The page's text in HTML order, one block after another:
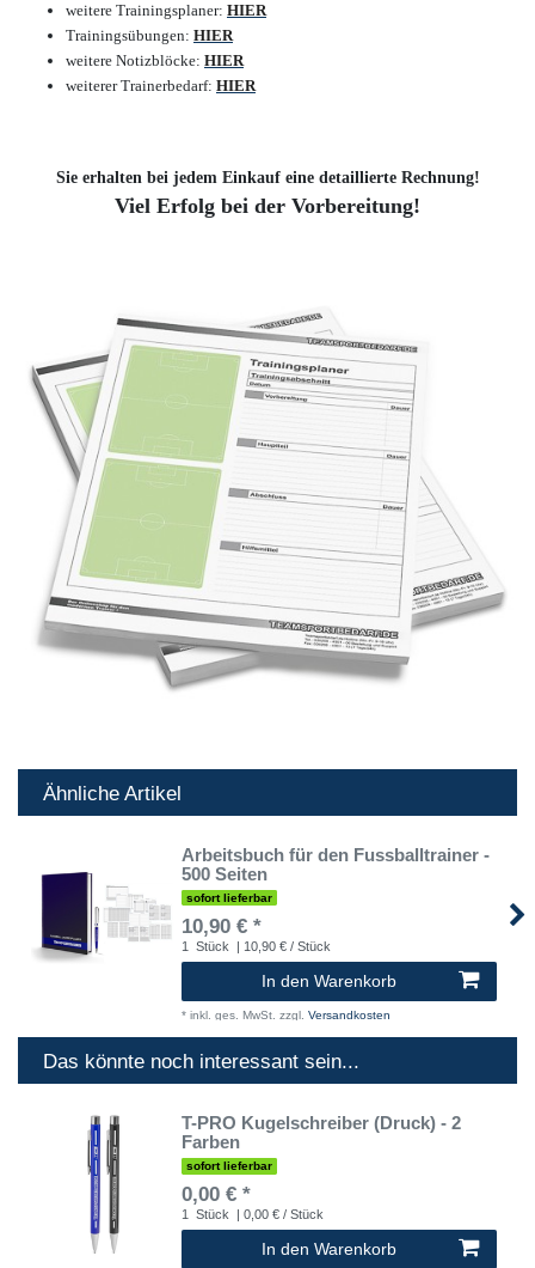
weitere Trainingsplaner: HIER
Trainingsübungen: HIER
weitere Notizblöcke: HIER
weiterer Trainerbedarf: HIER
Sie erhalten bei jedem Einkauf eine detaillierte Rechnung!
Viel Erfolg bei der Vorbereitung!
Ähnliche Artikel
Arbeitsbuch für den Fussballtrainer -
500 Seiten
sofort lieferbar
10,90 € *
1 Stück | 10,90 € / Stück
In den Warenkorb
* inkl. ges. MwSt. zzgl. Versandkosten
Das könnte noch interessant sein...
T-PRO Kugelschreiber (Druck) - 2
Farben
sofort lieferbar
0,00 € *
1 Stück | 0,00 € / Stück
In den Warenkorb